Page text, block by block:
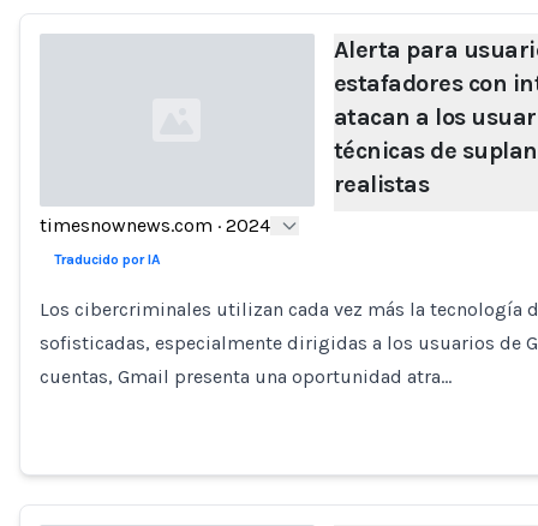
Loading...
Alerta para
estafadores con
atacan a los
técnicas de
realistas
timesnownews.com · 2024
Traducido por IA
Los cibercriminales utilizan cada vez más la tecnología
sofisticadas, especialmente dirigidas a los usuarios de
cuentas, Gmail presenta una oportunidad atra…